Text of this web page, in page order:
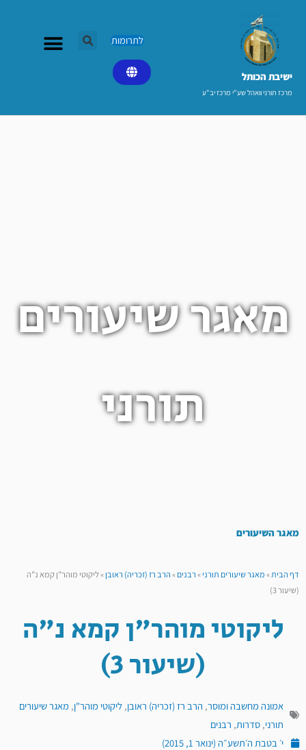
ישיבת הכותל​
מרכז תורני וואהל שע"י מרכז יב"ע
לתרומות
מאגר שיעורים
תורני
מאגר השיעורים
דף הבית»מאגר שיעורים תורני»רבנים»הרב רז (זכריה) ראובן»ליקוטי מוהר”ן קמא נ”ה
(שיעור 3)
ליקוטי מוהר"ן קמא נ"ה
(שיעור 3)
אמונה מחשבה ומוסר, הרב רז (זכריה) ראובן, ליקוטי מוהר"ן, מאגר שיעורים
תורני, סדרות, רבנים
י׳ בטבת ה׳תשע״ה (ינואר 1, 2015)